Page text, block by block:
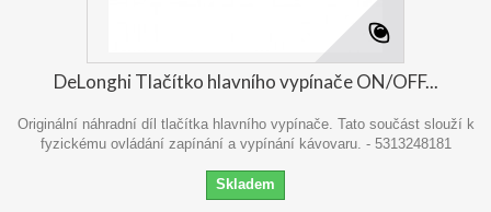
DeLonghi Tlačítko hlavního vypínače ON/OFF...
Originální náhradní díl tlačítka hlavního vypínače. Tato součást slouží k
fyzickému ovládání zapínání a vypínání kávovaru. - 5313248181
Skladem